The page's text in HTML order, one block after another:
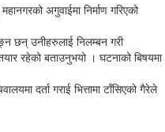
अगुवाईमा निर्माण गरिएको
छन् उनीहरुलाई निलम्बन गरी
रहेको बताउनुभयो । घटनाको बिषयमा
दर्ता गराई भित्तामा टाँसिएको गैरेले